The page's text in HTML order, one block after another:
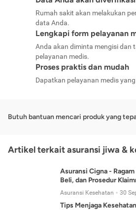
Rumah sakit akan melakukan
data Anda.
Lengkapi form pelayanan
Anda akan diminta mengisi dan
pelayanan medis.
Proses praktis dan mudah
Dapatkan pelayanan medis
Butuh bantuan mencari produk yang
Artikel terkait asuransi jiwa &
Asuransi Cigna -
Beli, dan Prosedur
Asuransi Kesehatan 30
Tips Menjaga